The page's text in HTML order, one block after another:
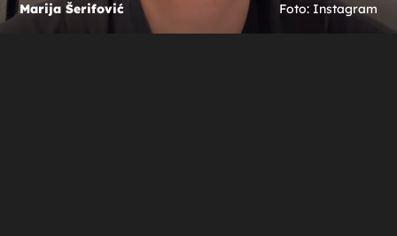
Marija Šerifović Foto: Instagram